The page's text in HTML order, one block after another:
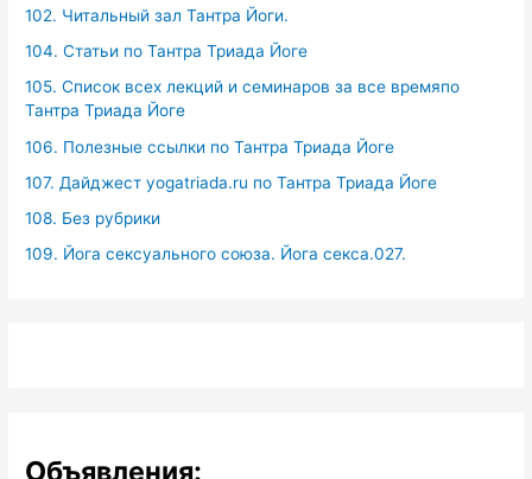
102. Читальный зал Тантра Йоги.
104. Статьи по Тантра Триада Йоге
105. Список всех лекций и семинаров за все времяпо
Тантра Триада Йоге
106. Полезные ссылки по Тантра Триада Йоге
107. Дайджест yogatriada.ru по Тантра Триада Йоге
108. Без рубрики
109. Йога сексуального союза. Йога секса.027.
Объявления: